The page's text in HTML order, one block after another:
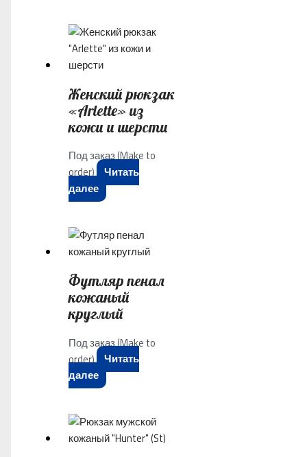
Женский рюкзак
«Arlette» из
кожи и шерсти
Под заказ (Make to
order) Читать
далее
Футляр пенал
кожаный
круглый
Под заказ (Make to
order) Читать
далее